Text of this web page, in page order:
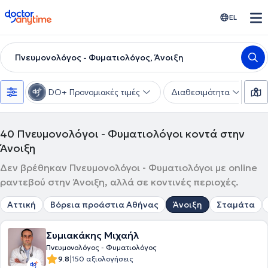
doctoranytime EL
Πνευμονολόγος - Φυματιολόγος, Άνοιξη
DO+ Προνομιακές τιμές Διαθεσιμότητα
40 Πνευμονολόγοι - Φυματιολόγοι κοντά στην
Άνοιξη
Δεν βρέθηκαν Πνευμονολόγοι - Φυματιολόγοι με online
ραντεβού στην Άνοιξη, αλλά σε κοντινές περιοχές.
Αττική Βόρεια προάστια Αθήνας Άνοιξη Σταμάτα
Συμιακάκης Μιχαήλ
Πνευμονολόγος - Φυματιολόγος
9.8|150 αξιολογήσεις